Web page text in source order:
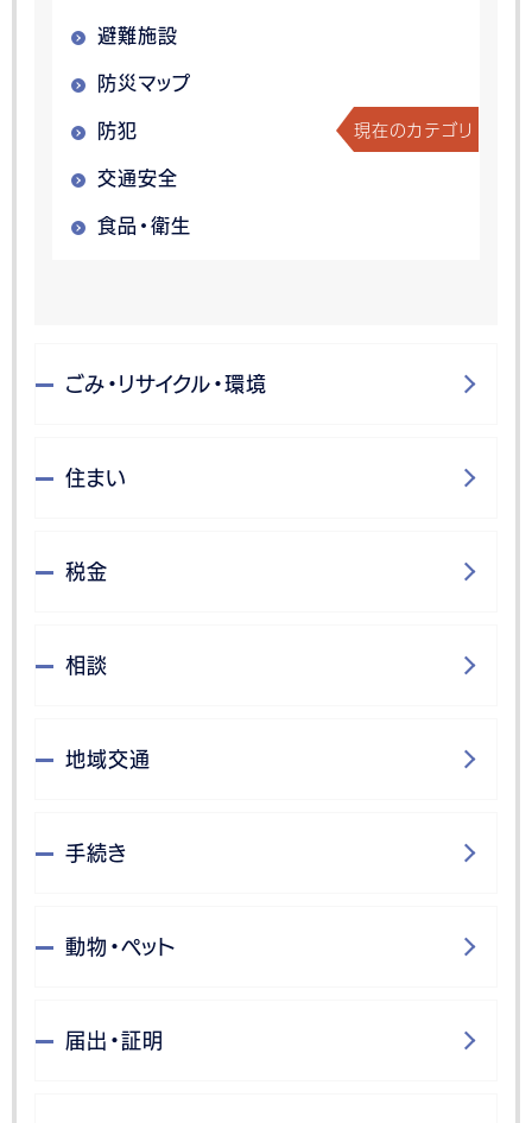
避難施設
防災マップ
防犯 現在のカテゴリ
交通安全
食品・衛生
ごみ・リサイクル・環境
住まい
税金
相談
地域交通
手続き
動物・ペット
届出・証明